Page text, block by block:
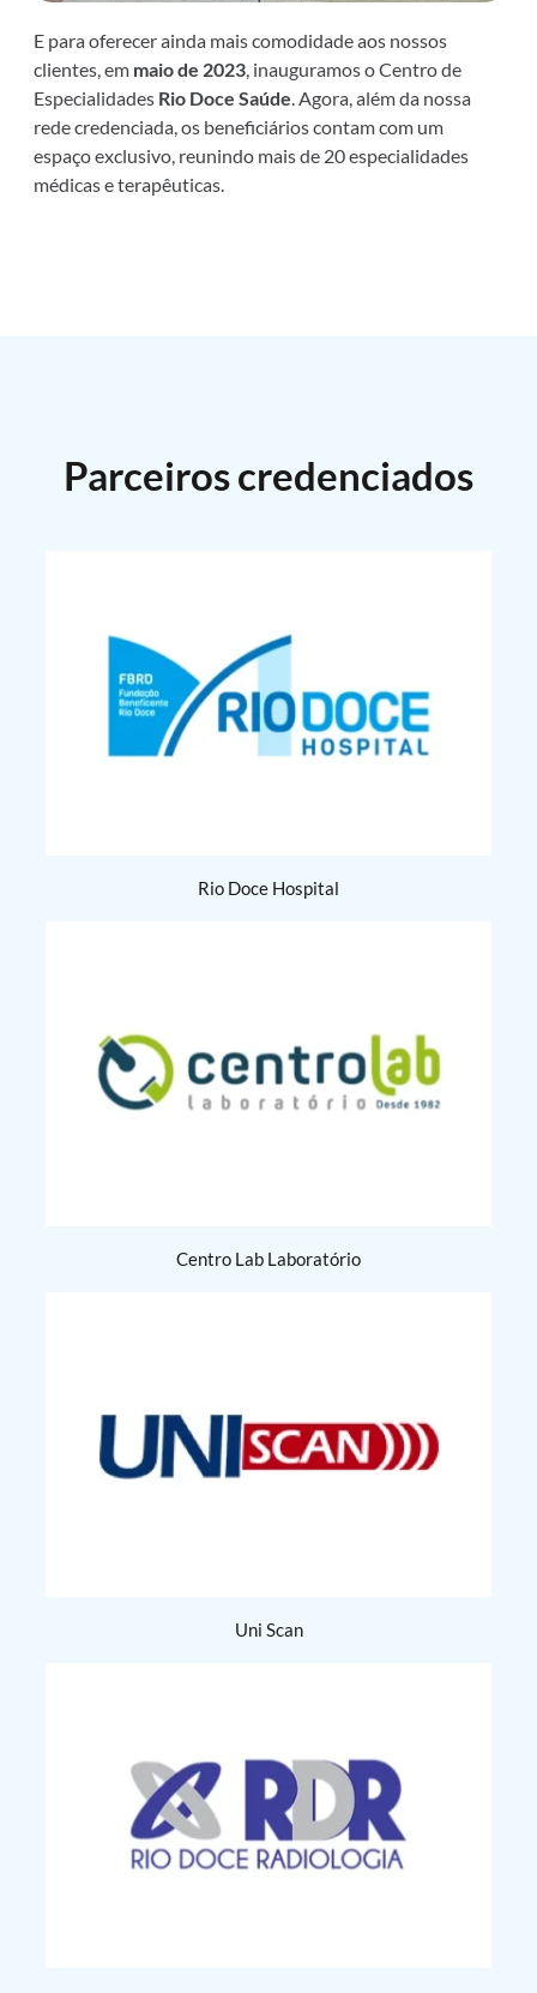
E para oferecer ainda mais comodidade aos nossos
clientes, em maio de 2023, inauguramos o Centro de
Especialidades Rio Doce Saúde. Agora, além da nossa
rede credenciada, os beneficiários contam com um
espaço exclusivo, reunindo mais de 20 especialidades
médicas e terapêuticas.
Parceiros credenciados​
Rio Doce Hospital
Centro Lab Laboratório
Uni Scan